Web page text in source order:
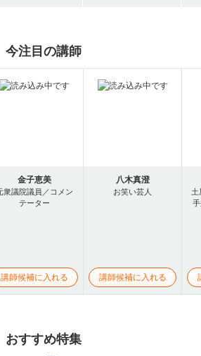
今注目の講師
金子恵美
衆議院議員／コメン
テーター
講師候補に入れる
八木真澄
お笑い芸人
講師候補に入れる
土
おすすめ特集